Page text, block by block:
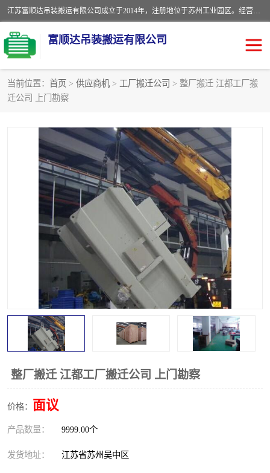
江苏富顺达吊装搬运有限公司成立于2014年，注册地位于苏州工业园区。经营范围包括起重吊装、搬运装卸服务；叉车、吊车租赁；水电安装；机电工程施工及维护；机电设备安装；家政服务、保洁服务。苏州搬运公司，苏州叉车出租，苏州吊车出租，苏州工厂设备搬运，专业设备吊装服务。
富顺达吊装搬运有限公司
当前位置： 首页 > 供应商机 > 工厂搬迁公司 > 整厂搬迁 江都工厂搬
迁公司 上门勘察
整厂搬迁 江都工厂搬迁公司 上门勘察
价格： 面议
产品数量： 9999.00个
发货地址： 江苏省苏州吴中区
苏州设备搬运吊装服务
工厂搬迁公司 设备包装
设备定位移位 起重吊装
设备搬运 吊装公司
工厂设备搬运 专业设备吊装服务
吊车出租租赁服务 叉车出租租赁服务